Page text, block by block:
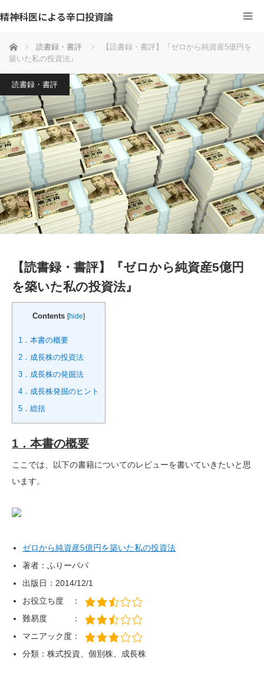
精神科医による辛口投資論
ホーム 読書録・書評
【読書録・書評】『ゼロから純資産5億円を
築いた私の投資法』
読書録・書評
【読書録・書評】『ゼロから純資産5億円
を築いた私の投資法』
Contents [hide]
1．本書の概要
2．成長株の投資法
3．成長株の発掘法
4．成長株発掘のヒント
5．総括
1．本書の概要
ここでは、以下の書籍についてのレビューを書いていきたいと思
います。
ゼロから純資産5億円を築いた私の投資法
著者：ふりーパパ
出版日：2014/12/1
お役立ち度 ：
難易度 ：
マニアック度：
分類：株式投資、個別株、成長株